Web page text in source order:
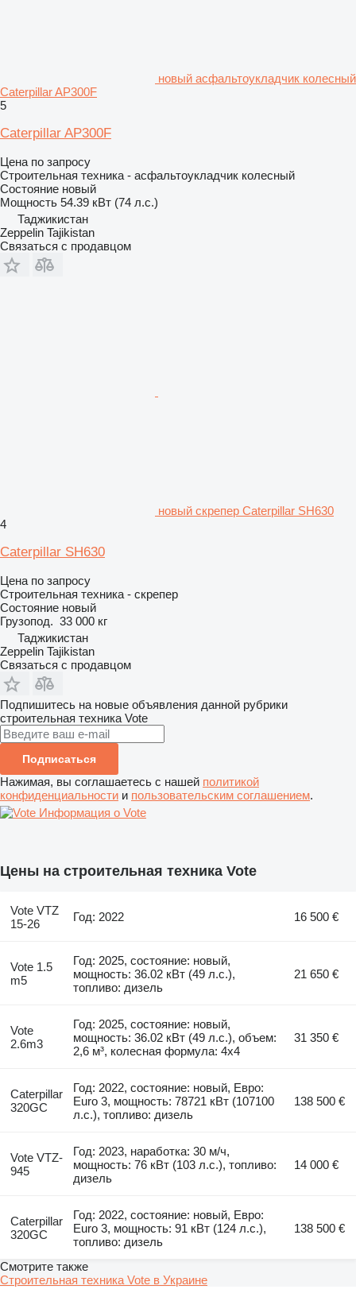
новый асфальтоукладчик колесный
Caterpillar AP300F
5
Caterpillar AP300F
Цена по запросу
Строительная техника - асфальтоукладчик колесный
Состояние новый
Мощность 54.39 кВт (74 л.с.)
Таджикистан
Zeppelin Tajikistan
Связаться с продавцом
новый скрепер Caterpillar SH630
4
Caterpillar SH630
Цена по запросу
Строительная техника - скрепер
Состояние новый
Грузопод. 33 000 кг
Таджикистан
Zeppelin Tajikistan
Связаться с продавцом
Подпишитесь на новые объявления данной рубрики
строительная техника Vote
Подписаться
Нажимая, вы соглашаетесь с нашей политикой
конфиденциальности и пользовательским соглашением.
Информация о Vote
Цены на строительная техника Vote
Vote VTZ
15-26
Год: 2022 16 500 €
Vote 1.5
m5
Год: 2025, состояние: новый,
мощность: 36.02 кВт (49 л.с.),
топливо: дизель
21 650 €
Vote
2.6m3
Год: 2025, состояние: новый,
мощность: 36.02 кВт (49 л.с.), объем:
2,6 м³, колесная формула: 4x4
31 350 €
Caterpillar
320GC
Год: 2022, состояние: новый, Евро:
Euro 3, мощность: 78721 кВт (107100
л.с.), топливо: дизель
138 500 €
Vote VTZ-
945
Год: 2023, наработка: 30 м/ч,
мощность: 76 кВт (103 л.с.), топливо:
дизель
14 000 €
Caterpillar
320GC
Год: 2022, состояние: новый, Евро:
Euro 3, мощность: 91 кВт (124 л.с.),
топливо: дизель
138 500 €
Смотрите также
Строительная техника Vote в Украине